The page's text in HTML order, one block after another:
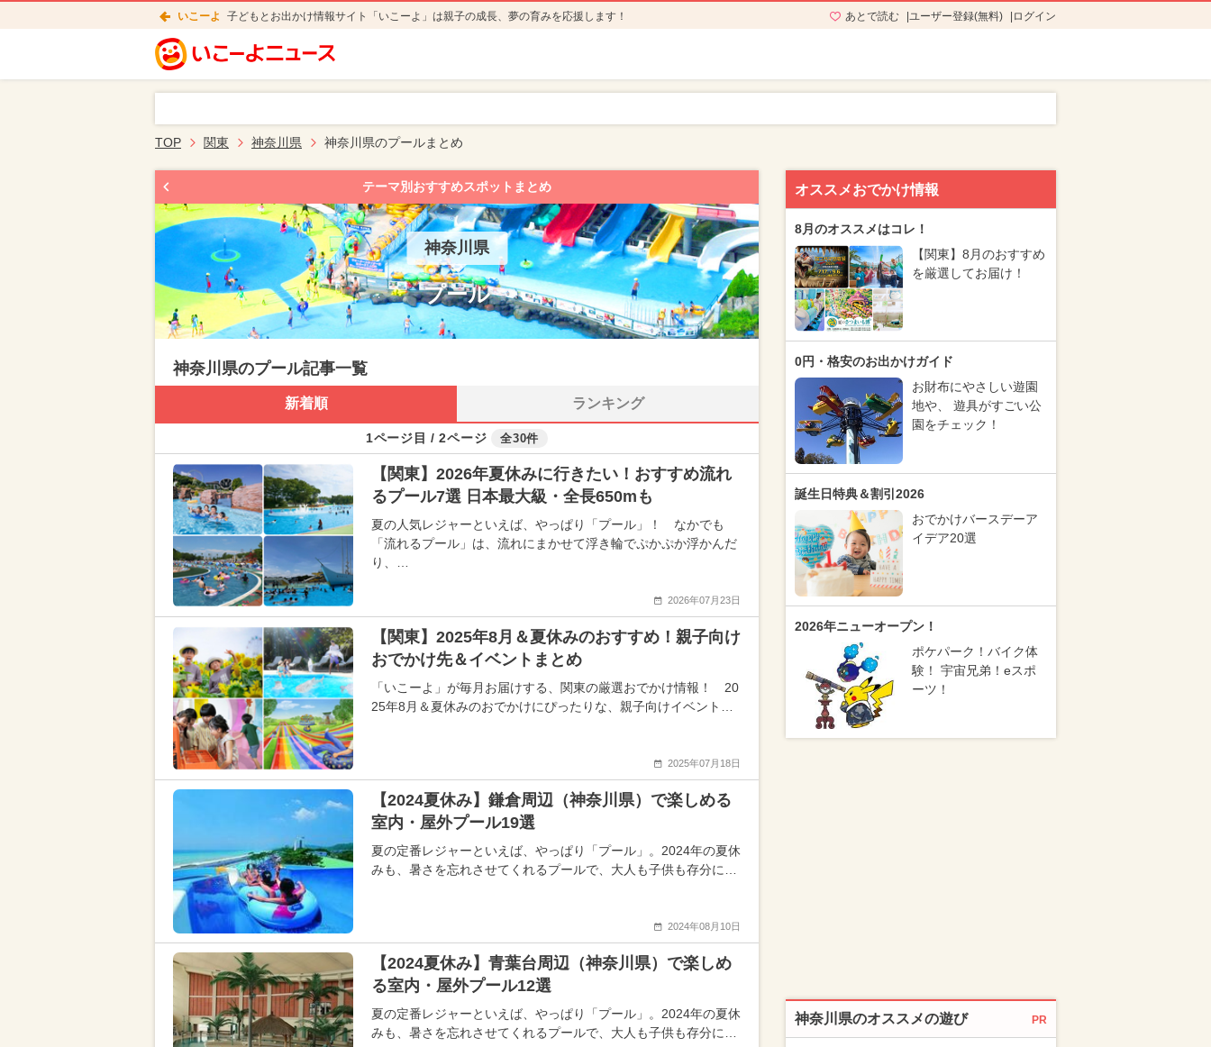
いこーよ 子どもとお出かけ情報サイト「いこーよ」は親子の成長、夢の育みを応援します！ あとで読む ユーザー登録(無料) ログイン
TOP 関東 神奈川県 神奈川県のプールまとめ
テーマ別おすすめスポットまとめ
神奈川県
プール
神奈川県のプール記事一覧
新着順 ランキング
1ページ目 / 2ページ 全30件
【関東】2026年夏休みに行きたい！おすすめ流れ
るプール7選 日本最大級・全長650mも
夏の人気レジャーといえば、やっぱり「プール」！ なかでも
「流れるプール」は、流れにまかせて浮き輪でぷかぷか浮かんだ
り、…
2026年07月23日
【関東】2025年8月＆夏休みのおすすめ！親子向け
おでかけ先＆イベントまとめ
「いこーよ」が毎月お届けする、関東の厳選おでかけ情報！ 20
25年8月＆夏休みのおでかけにぴったりな、親子向けイベント…
2025年07月18日
【2024夏休み】鎌倉周辺（神奈川県）で楽しめる
室内・屋外プール19選
夏の定番レジャーといえば、やっぱり「プール」。2024年の夏休
みも、暑さを忘れさせてくれるプールで、大人も子供も存分に…
2024年08月10日
【2024夏休み】青葉台周辺（神奈川県）で楽しめ
る室内・屋外プール12選
夏の定番レジャーといえば、やっぱり「プール」。2024年の夏休
みも、暑さを忘れさせてくれるプールで、大人も子供も存分に…
オススメおでかけ情報
8月のオススメはコレ！
【関東】8月のおすすめ
を厳選してお届け！
0円・格安のお出かけガイド
お財布にやさしい遊園
地や、 遊具がすごい公
園をチェック！
誕生日特典＆割引2026
おでかけバースデーア
イデア20選
2026年ニューオープン！
ポケパーク！バイク体
験！ 宇宙兄弟！eスポ
ーツ！
神奈川県のオススメの遊び PR